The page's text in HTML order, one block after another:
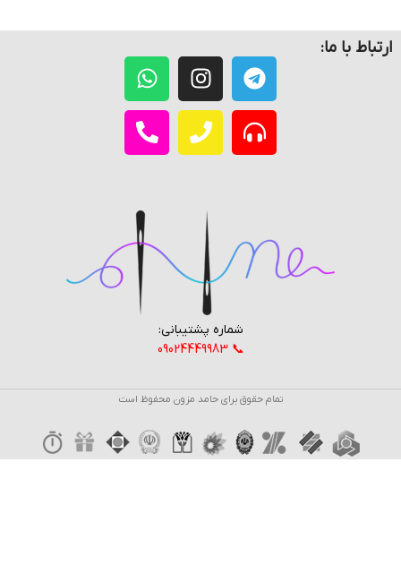
ارتباط با ما:
شماره پشتیبانی:
📞 09024449983
تمام حقوق برای حامد مزون محفوظ است